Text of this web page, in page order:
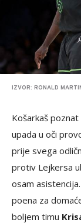
IZVOR: RONALD
Košarkaš
upada u oči
prije svega
protiv Lejkersa
osam
poena za
boljem timu